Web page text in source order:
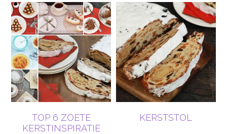
TOP 6 ZOETE
KERSTINSPIRATIE
KERSTSTOL